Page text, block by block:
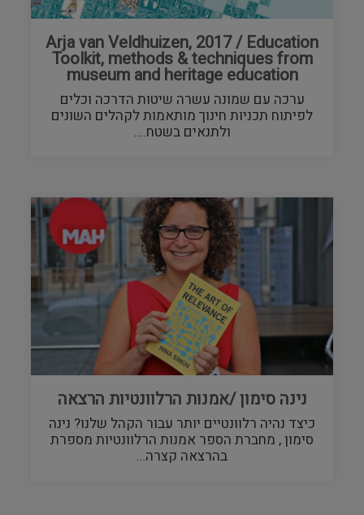
Arja van Veldhuizen, 2017 / Education
Toolkit, methods & techniques from
museum and heritage education
ערכה עם שמונה עשרה שיטות הדרכה וכלים
לפיתוח תכניות חינוך מותאמות לקהלים השונים
ולתנאים בשטח.…
נינה סימון /אמנות הרלוונטיות הרצאה
כיצד נהיה רלוונטיים יותר עבור הקהל שלנו? נינה
סימון , מחברת הספר אמנות הרלוונטיות מספרת
בהרצאה קצרה…